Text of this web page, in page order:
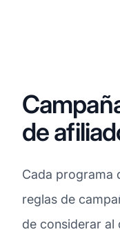
de
Cada programa
reglas de
de considerar al